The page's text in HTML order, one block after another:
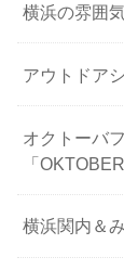
横浜の雰囲
アウトドア
オクトーバ
「
横浜関内＆